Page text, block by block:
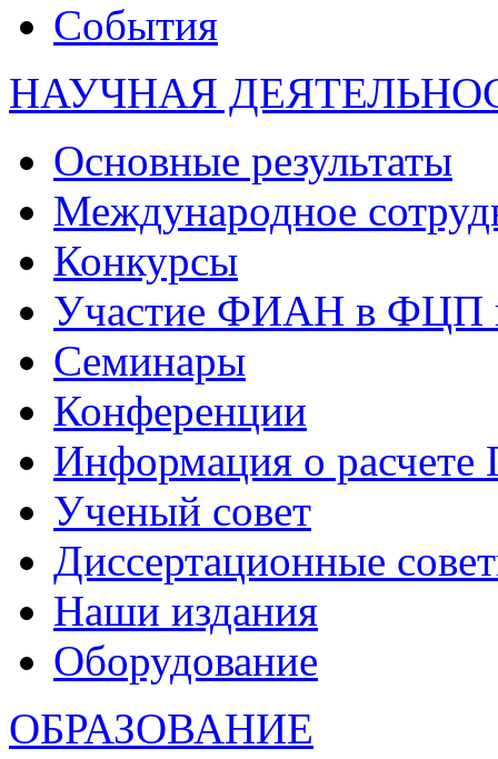
События
НАУЧНАЯ
Основные результаты
Международное
Конкурсы
Участие ФИАН в ФЦП
Семинары
Конференции
Информация о
Ученый совет
Диссертационные
Наши издания
Оборудование
ОБРАЗОВАНИЕ